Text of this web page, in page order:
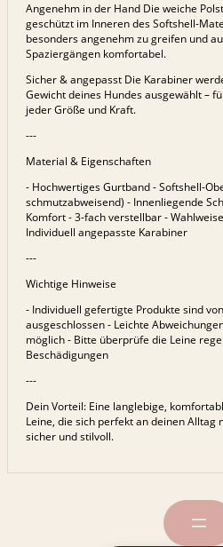
Angenehm in der Hand Die weiche
geschützt im Inneren des Softshell-
besonders angenehm zu greifen und
Spaziergängen komfortabel.
Sicher & angepasst Die Karabiner
Gewicht deines Hundes ausgewählt –
jeder Größe und Kraft.
---
Material & Eigenschaften
- Hochwertiges Gurtband - Softshell-
schmutzabweisend) - Innenliegende
Komfort - 3-fach verstellbar -
Individuell angepasste Karabiner
---
Wichtige Hinweise
- Individuell gefertigte Produkte sind
ausgeschlossen - Leichte
möglich - Bitte überprüfe die Leine
Beschädigungen
---
Dein Vorteil: Eine langlebige,
Leine, die sich perfekt an deinen Alltag
sicher und stilvoll.